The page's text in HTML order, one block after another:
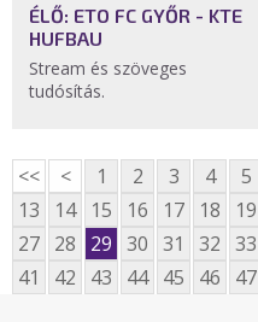
ÉLŐ: ETO FC GYŐR - KTE
HUFBAU
Stream és szöveges
tudósítás.
<< < 1 2 3 4 5
13
14 15 16 17 18 19
27 28 29 30 31 32 33
41
42 43 44 45 46 47